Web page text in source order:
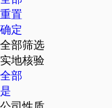
重置
确定
全部筛选
实地核验
全部
是